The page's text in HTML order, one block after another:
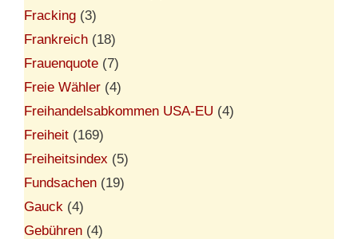
Fracking (3)
Frankreich (18)
Frauenquote (7)
Freie Wähler (4)
Freihandelsabkommen USA-EU (4)
Freiheit (169)
Freiheitsindex (5)
Fundsachen (19)
Gauck (4)
Gebühren (4)